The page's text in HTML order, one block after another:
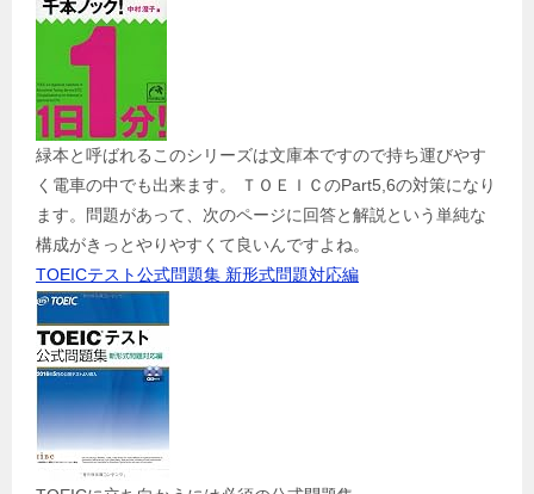
緑本と呼ばれるこのシリーズは文庫本ですので持ち運びやす
く電車の中でも出来ます。 ＴＯＥＩＣのPart5,6の対策になり
ます。問題があって、次のページに回答と解説という単純な
構成がきっとやりやすくて良いんですよね。
TOEICテスト公式問題集 新形式問題対応編